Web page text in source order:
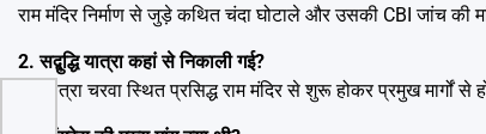
राम मंदिर निर्माण से जुड़े कथित चंदा घोटाले और उसकी CBI जांच की
2. सद्बुद्धि यात्रा कहां से निकाली गई?
यह यात्रा चरवा स्थित प्रसिद्ध राम मंदिर से शुरू होकर प्रमुख मार्गों से